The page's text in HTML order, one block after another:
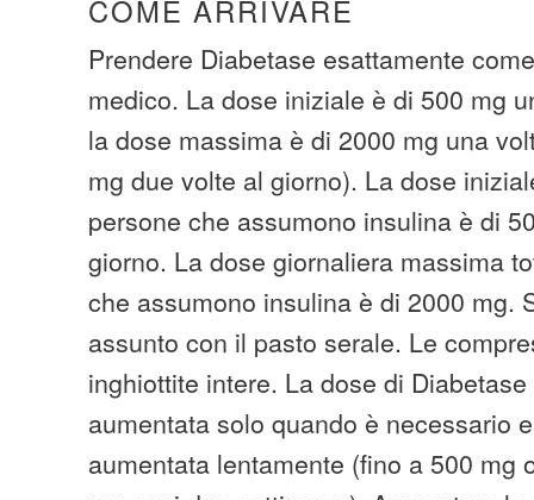
COME ARRIVARE
Prendere Diabetase esattamente
medico. La dose iniziale è di 500 mg
la dose massima è di 2000 mg una
mg due volte al giorno). La dose
persone che assumono insulina è di
giorno. La dose giornaliera massima
che assumono insulina è di 2000 mg.
assunto con il pasto serale. Le
inghiottite intere. La dose di
aumentata solo quando è necessario
aumentata lentamente (fino a 500 mg